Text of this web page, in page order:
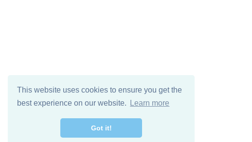
This website uses cookies to ensure you get the
best experience on our website.
Learn more
Got it!